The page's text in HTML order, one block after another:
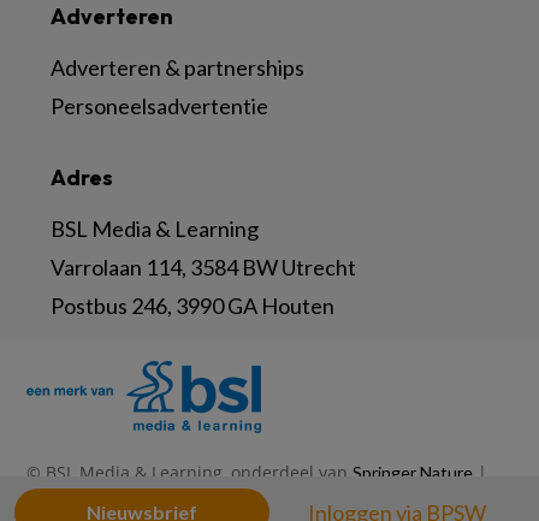
Adres
BSL Media & Learning
Varrolaan 114, 3584 BW Utrecht
Postbus 246, 3990 GA Houten
Adverteren
Adverteren & partnerships
Personeelsadvertentie
© BSL Media & Learning, onderdeel van Springer Nature |
Privacy Statement | Disclaimer|
Nieuwsbrief Inloggen via BPSW